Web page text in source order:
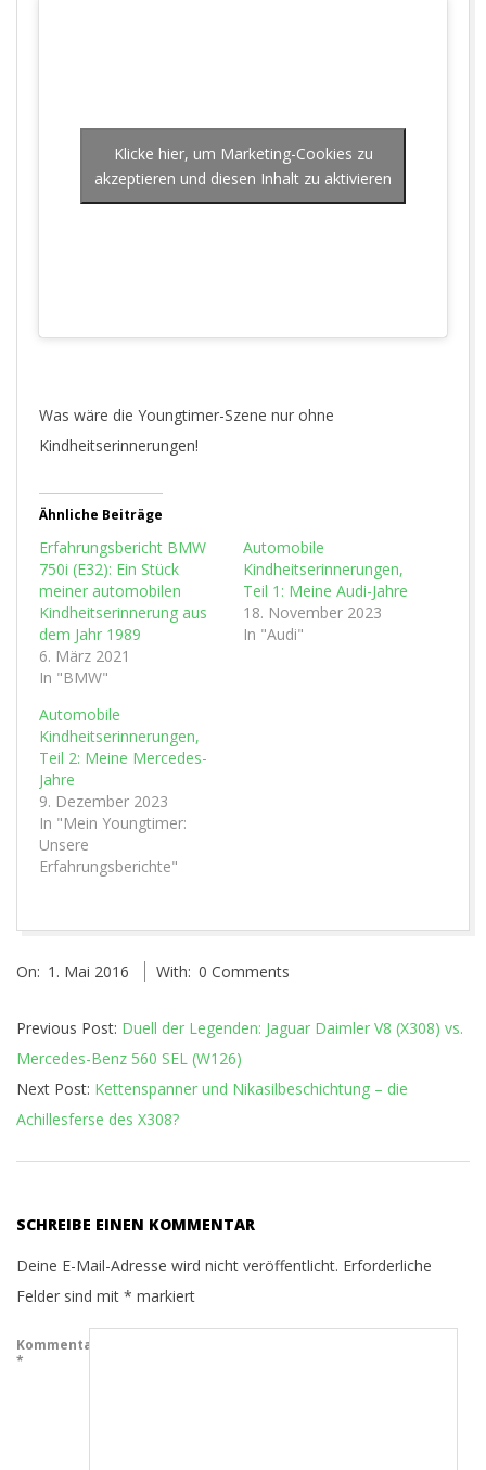
Klicke hier, um Marketing-Cookies zu
akzeptieren und diesen Inhalt zu aktivieren
Was wäre die Youngtimer-Szene nur ohne
Kindheitserinnerungen!
Ähnliche Beiträge
Erfahrungsbericht BMW
750i (E32): Ein Stück
meiner automobilen
Kindheitserinnerung aus
dem Jahr 1989
6. März 2021
In "BMW"
Automobile
Kindheitserinnerungen,
Teil 1: Meine Audi-Jahre
18. November 2023
In "Audi"
Automobile
Kindheitserinnerungen,
Teil 2: Meine Mercedes-
Jahre
9. Dezember 2023
In "Mein Youngtimer:
Unsere
Erfahrungsberichte"
05-
On: 1. Mai 2016 With: 0 Comments
Previous Post: Duell der Legenden: Jaguar Daimler V8 (X308) vs.
Mercedes-Benz 560 SEL (W126)
Next Post: Kettenspanner und Nikasilbeschichtung – die
Achillesferse des X308?
SCHREIBE EINEN KOMMENTAR
Deine E-Mail-Adresse wird nicht veröffentlicht. Erforderliche
Felder sind mit * markiert
Kommentar
*